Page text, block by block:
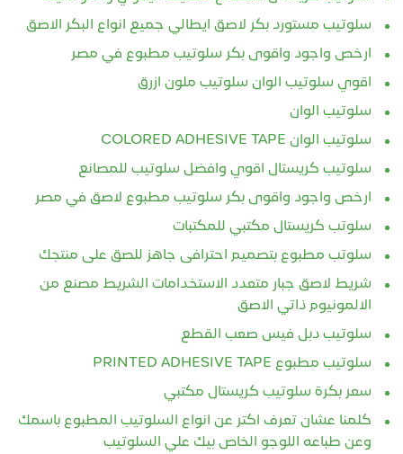
سلوتيب مستورد بكر لاصق ايطالي جميع انواع البكر الاصق
ارخص واجود واقوى بكر سلوتيب مطبوع في مصر
اقوي سلوتيب الوان سلوتيب ملون ازرق
سلوتيب الوان
سلوتيب الوان COLORED ADHESIVE TAPE
سلوتيب كريستال اقوي وافضل سلوتيب للمصانع
ارخص واجود واقوى بكر سلوتيب مطبوع لاصق في مصر
سلوتب كريستال مكتبي للمكتبات
سلوتب مطبوع بتصميم احترافى جاهز للصق على منتجك
شريط لاصق جبار متعدد الاستخدامات الشريط مصنع من
الالمونيوم ذاتي الاصق
سلوتيب دبل فيس صعب القطع
سلوتيب مطبوع PRINTED ADHESIVE TAPE
سعر بكرة سلوتيب كريستال مكتبي
كلمنا عشان تعرف اكتر عن انواع السلوتيب المطبوع باسمك
وعن طباعه اللوجو الخاص بيك علي السلوتيب